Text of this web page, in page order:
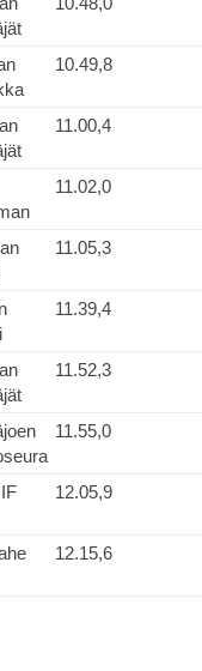
10.49,8
11.00,4
11.02,0
11.05,3
11.39,4
11.52,3
11.55,0
12.05,9
12.15,6